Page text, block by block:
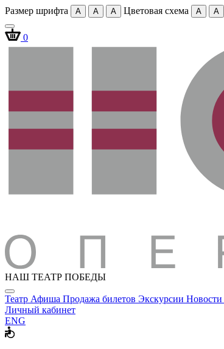
Размер шрифта A A A Цветовая схема A A
0
НАШ ТЕАТР ПОБЕДЫ
Театр Афиша Продажа билетов Экскурсии Новости
Личный кабинет
ENG